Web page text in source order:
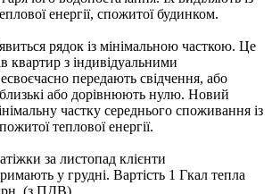
енергії, спожитої будинком.
рядок із мінімальною часткою. Це
квартир з індивідуальними
передають свідчення, або
або дорівнюють нулю. Новий
частку середнього споживання із
теплової енергії.
за листопад клієнти
у грудні. Вартість 1 Гкал тепла
(з ПДВ).